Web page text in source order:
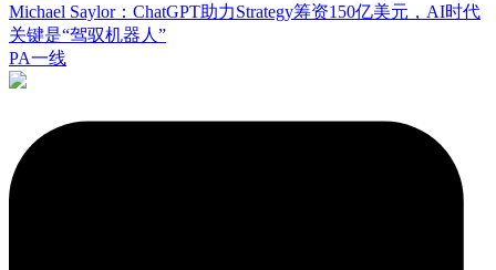
Michael Saylor：ChatGPT助力Strategy筹资150亿美元，AI时代
关键是“驾驭机器人”
PA一线